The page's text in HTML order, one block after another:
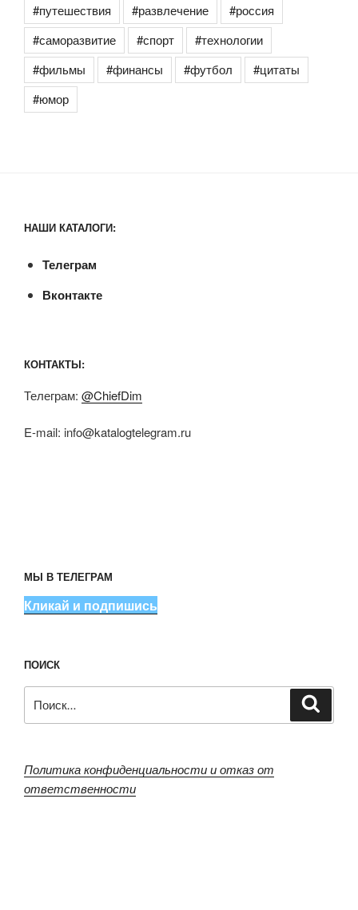
#путешествия
#развлечение
#россия
#саморазвитие
#спорт
#технологии
#фильмы
#финансы #футбол
#цитаты
#юмор
НАШИ КАТАЛОГИ:
Телеграм
Вконтакте
КОНТАКТЫ:
Телеграм: @ChiefDim
E-mail: info@katalogtelegram.ru
МЫ В ТЕЛЕГРАМ
Кликай и подпишись
ПОИСК
Политика конфиденциальности и отказ от
ответственности